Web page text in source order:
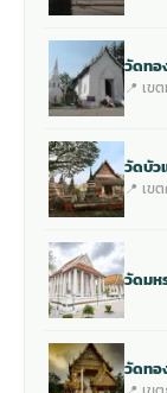
วัดทอ
📍 เข
วัดบัว
📍 เข
วัดมห
วัดทอ